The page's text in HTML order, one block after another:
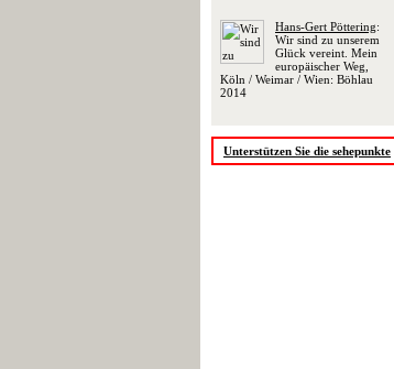
Hans-Gert Pöttering:
Wir sind zu unserem
Glück vereint. Mein
europäischer Weg,
Köln / Weimar / Wien: Böhlau
2014
Unterstützen Sie die sehepunkte